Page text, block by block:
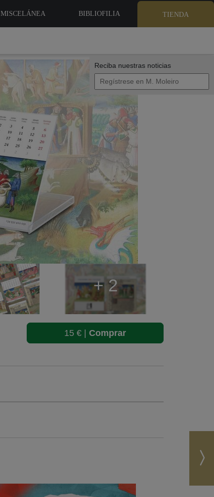
Reciba nuestras noticias
TIENDA
BIBLIOFILIA
MISCELÁNEA
+ 2
15 € | Comprar